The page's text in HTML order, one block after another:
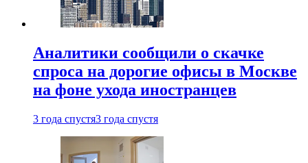
Аналитики сообщили о скачке
спроса на дорогие офисы в Москве
на фоне ухода иностранцев
3 года спустя3 года спустя